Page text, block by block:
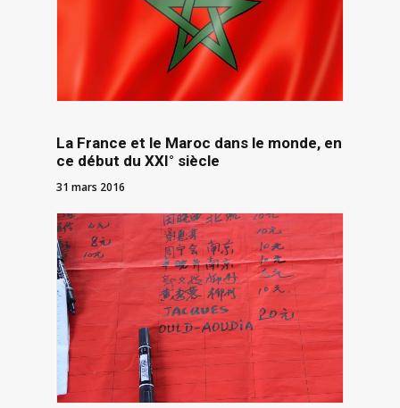
La France et le Maroc dans le monde, en
ce début du XXI° siècle
31 mars 2016